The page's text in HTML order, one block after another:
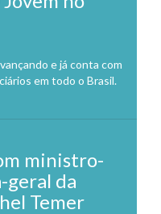
e já conta com
em todo o Brasil.
ministro-
geral da
Temer